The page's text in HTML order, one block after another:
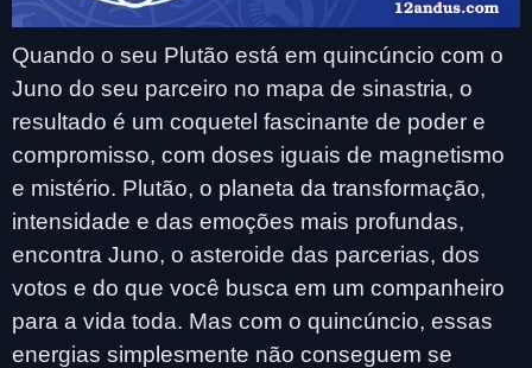
Quando o seu Plutão está em quincúncio com o
Juno do seu parceiro no mapa de sinastria, o
resultado é um coquetel fascinante de poder e
compromisso, com doses iguais de magnetismo
e mistério. Plutão, o planeta da transformação,
intensidade e das emoções mais profundas,
encontra Juno, o asteroide das parcerias, dos
votos e do que você busca em um companheiro
para a vida toda. Mas com o quincúncio, essas
energias simplesmente não conseguem se